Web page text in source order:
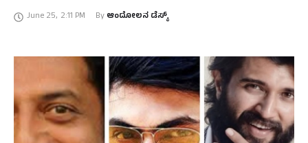
June 25, 2:11 PM By ಆಂದೋಲನ ಡೆಸ್ಕ್